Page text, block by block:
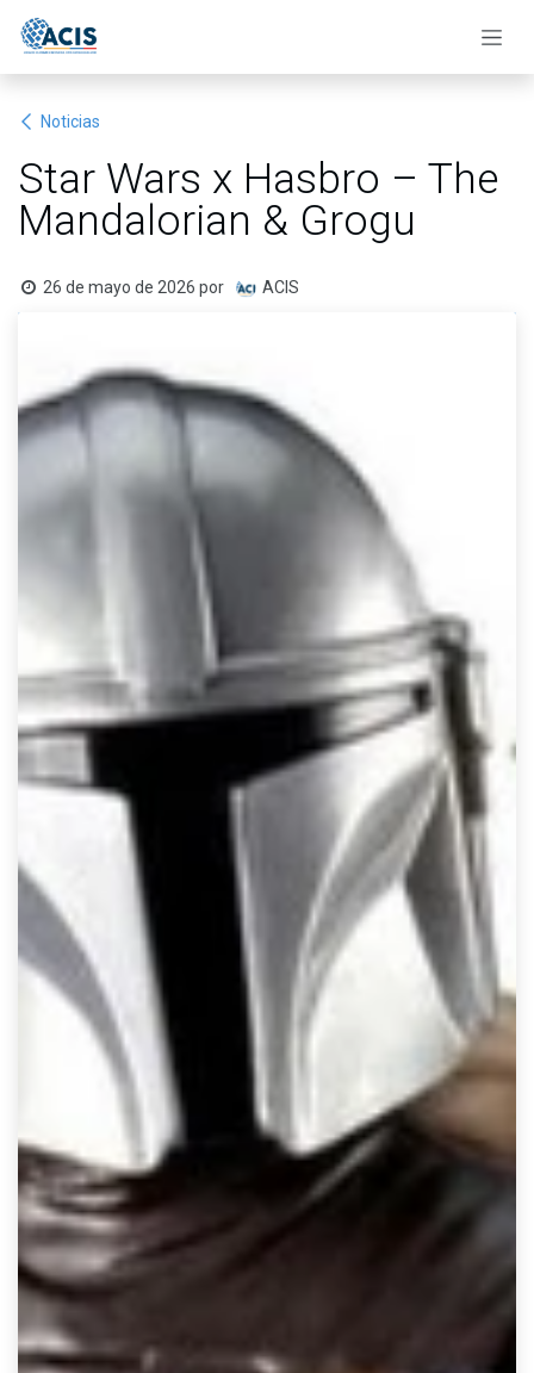
Noticias
Star Wars x Hasbro – The
Mandalorian & Grogu
26 de mayo de 2026 por ACIS